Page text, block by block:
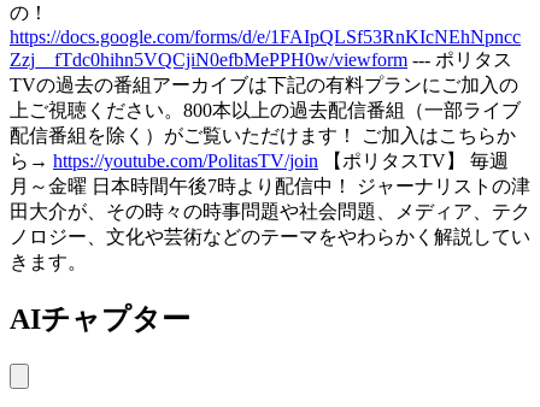
の！
https://docs.google.com/forms/d/e/1FAIpQLSf53RnKIcNEhNpncc
Zzj__fTdc0hihn5VQCjiN0efbMePPH0w/viewform --- ポリタス
TVの過去の番組アーカイブは下記の有料プランにご加入の
上ご視聴ください。800本以上の過去配信番組（一部ライブ
配信番組を除く）がご覧いただけます！ ご加入はこちらか
ら→ https://youtube.com/PolitasTV/join 【ポリタスTV】 毎週
月～金曜 日本時間午後7時より配信中！ ジャーナリストの津
田大介が、その時々の時事問題や社会問題、メディア、テク
ノロジー、文化や芸術などのテーマをやわらかく解説してい
きます。
AIチャプター